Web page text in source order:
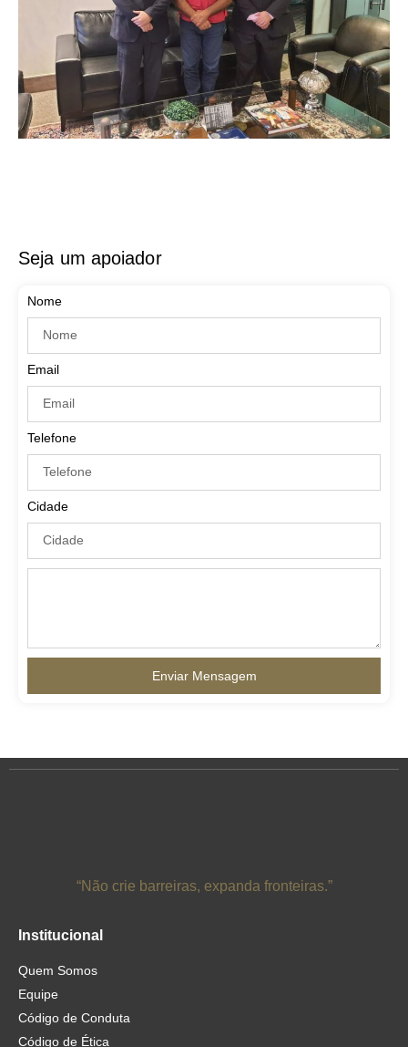
Seja um apoiador
Nome
Email
Telefone
Cidade
Enviar Mensagem
“Não crie barreiras, expanda fronteiras.”
Institucional
Quem Somos
Equipe
Código de Conduta
Código de Ética